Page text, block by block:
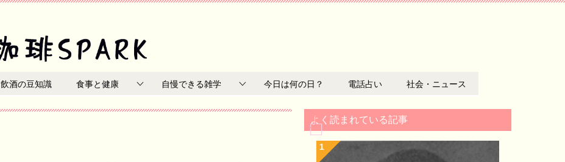
飲酒の豆知識 食事と健康 自慢できる雑学 今日は何の日？ 電話占い 社会・ニュース
よく読まれている記事